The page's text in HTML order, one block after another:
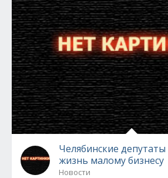
Челябинские депутаты
жизнь малому бизнесу
Новости